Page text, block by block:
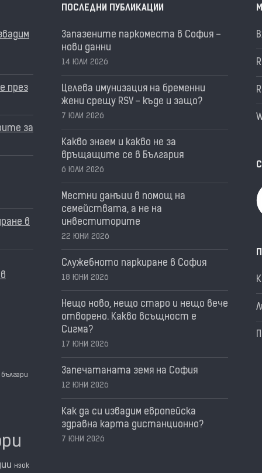
през
за
в
българи
нзок
ПОСЛЕДНИ ПУБЛИКАЦИИ
Запазените паркоместа в София –
нови данни
14 ЮЛИ 2026
Целева имунизация на бременни
жени срещу RSV – къде и защо?
7 ЮЛИ 2026
Какво знаем и какво не за
връщащите се в България
6 ЮЛИ 2026
Местни данъци в помощ на
семействата, а не на
инвеститорите
22 ЮНИ 2026
Служебното паркиране в София
18 ЮНИ 2026
Нещо ново, нещо старо и нещо вече
отворено. Какво всъщност е
Сигма?
17 ЮНИ 2026
Запечатаната земя на София
12 ЮНИ 2026
Как да си извадим европейска
здравна карта дистанционно?
7 ЮНИ 2026